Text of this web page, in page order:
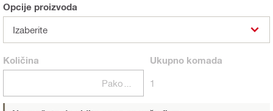
Opcije proizvoda
Izaberite
Količina Ukupnokomada
1